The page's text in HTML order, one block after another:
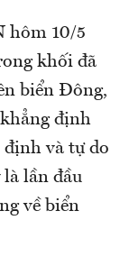
hôm 10/5
khối đã
biển Đông,
định
và tự do
lần đầu
về biển